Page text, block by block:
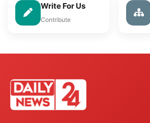
Write For Us
Contribute